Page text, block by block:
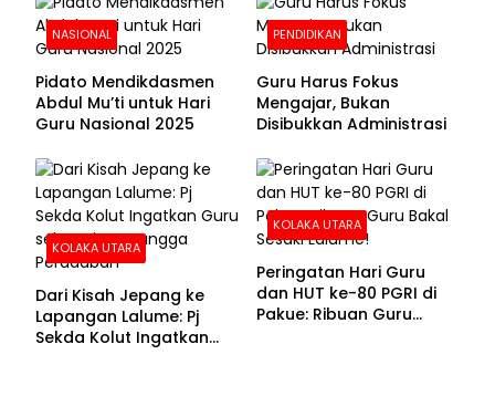
NASIONAL
Pidato Mendikdasmen
Abdul Mu’ti untuk Hari
Guru Nasional 2025
PENDIDIKAN
Guru Harus Fokus
Mengajar, Bukan
Disibukkan Administrasi
KOLAKA UTARA
Dari Kisah Jepang ke
Lapangan Lalume: Pj
Sekda Kolut Ingatkan
KOLAKA UTARA
Peringatan Hari Guru
dan HUT ke-80 PGRI di
Pakue: Ribuan Guru